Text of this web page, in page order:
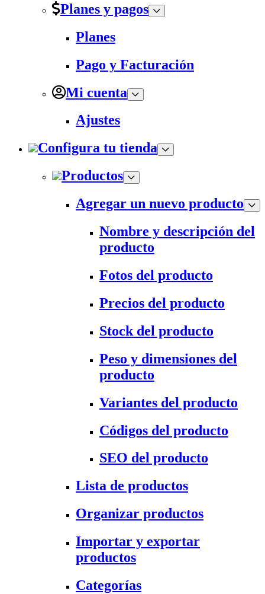
Planes y pagos
Planes
Pago y Facturación
Mi cuenta
Ajustes
Configura tu tienda
Productos
Agregar un nuevo producto
Nombre y descripción del
producto
Fotos del producto
Precios del producto
Stock del producto
Peso y dimensiones del
producto
Variantes del producto
Códigos del producto
SEO del producto
Lista de productos
Organizar productos
Importar y exportar
productos
Categorías